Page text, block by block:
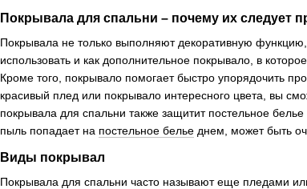
Покрывала для спальни – почему их следует
Покрывала не только выполняют декоративную
использовать и как дополнительное покрывало, в
Кроме того, покрывало помогает быстро упорядочить
красивый плед или покрывало интересного цвета, вы
покрывала для спальни также защитит постельное
пыль попадает на постельное белье днем, может быть
Виды покрывал
Покрывала для спальни часто называют еще пледами